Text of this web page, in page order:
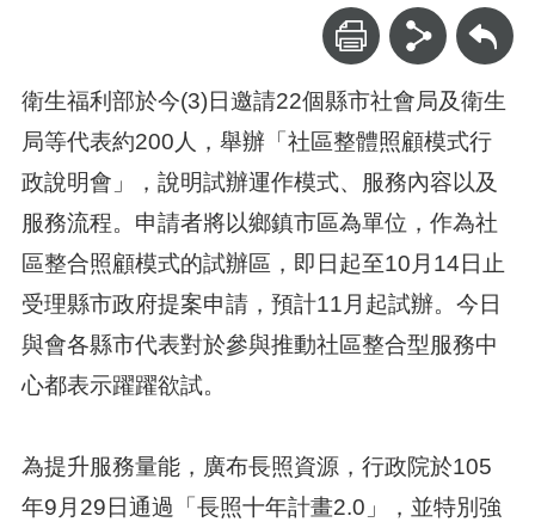
回上一頁
衛生福利部於今(3)日邀請22個縣市社會局及衛生
局等代表約200人，舉辦「社區整體照顧模式行
政說明會」，說明試辦運作模式、服務內容以及
服務流程。申請者將以鄉鎮市區為單位，作為社
區整合照顧模式的試辦區，即日起至10月14日止
受理縣市政府提案申請，預計11月起試辦。今日
與會各縣市代表對於參與推動社區整合型服務中
心都表示躍躍欲試。
為提升服務量能，廣布長照資源，行政院於105
年9月29日通過「長照十年計畫2.0」，並特別強